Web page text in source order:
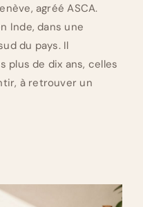
agréé ASCA.
Inde, dans une
du pays. Il
plus de dix ans, celles
à retrouver un